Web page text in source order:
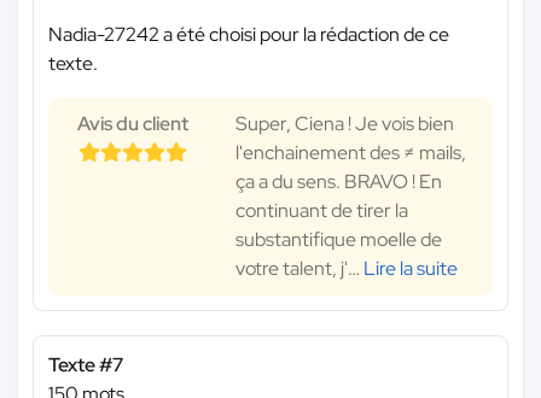
Nadia-27242 a été choisi pour la rédaction de ce
texte.
Avis du client
Super, Ciena ! Je vois bien
l'enchainement des ≠ mails,
ça a du sens. BRAVO ! En
continuant de tirer la
substantifique moelle de
votre talent, j'… Lire la suite
Texte #7